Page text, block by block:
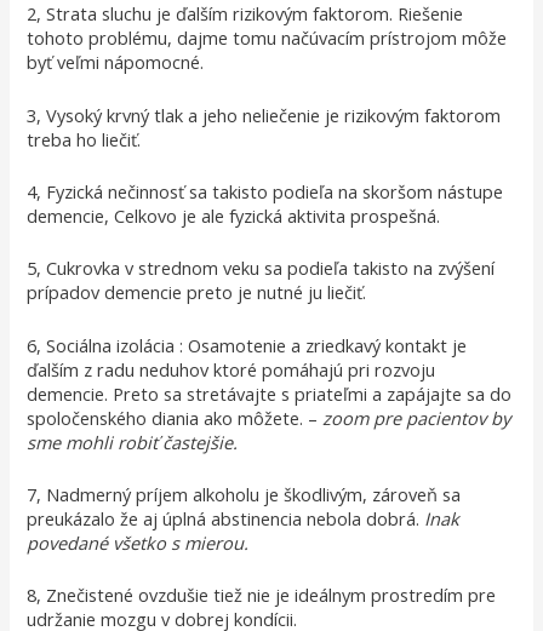
2, Strata sluchu je ďalším rizikovým faktorom. Riešenie
tohoto problému, dajme tomu načúvacím prístrojom môže
byť veľmi nápomocné.
3, Vysoký krvný tlak a jeho neliečenie je rizikovým faktorom
treba ho liečiť.
4, Fyzická nečinnosť sa takisto podieľa na skoršom nástupe
demencie, Celkovo je ale fyzická aktivita prospešná.
5, Cukrovka v strednom veku sa podieľa takisto na zvýšení
prípadov demencie preto je nutné ju liečiť.
6, Sociálna izolácia : Osamotenie a zriedkavý kontakt je
ďalším z radu neduhov ktoré pomáhajú pri rozvoju
demencie. Preto sa stretávajte s priateľmi a zapájajte sa do
spoločenského diania ako môžete. – zoom pre pacientov by
sme mohli robiť častejšie.
7, Nadmerný príjem alkoholu je škodlivým, zároveň sa
preukázalo že aj úplná abstinencia nebola dobrá. Inak
povedané všetko s mierou.
8, Znečistené ovzdušie tiež nie je ideálnym prostredím pre
udržanie mozgu v dobrej kondícii.